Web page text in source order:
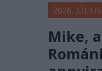
2026.
Mike,